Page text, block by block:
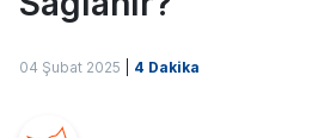
04 Şubat 2025 4 Dakika